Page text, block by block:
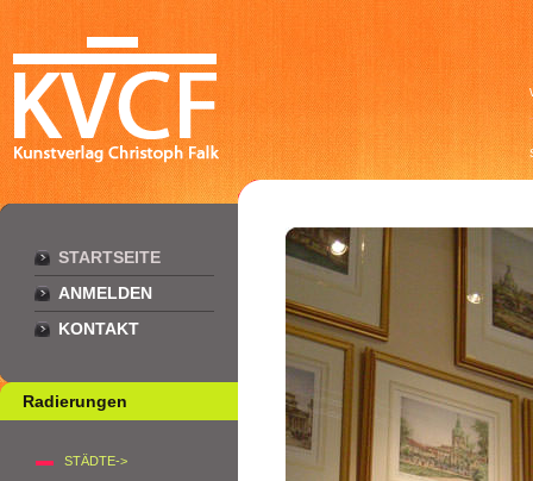
STARTSEITE
ANMELDEN
KONTAKT
Radierungen
STÄDTE->